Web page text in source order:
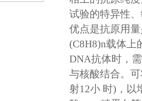
试验的特异性
优点是抗原用
(C8H8)n载体上
DNA抗体时，
与核酸结合。
射12小 时)，以